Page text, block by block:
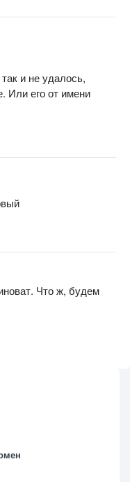
и не удалось,
Или его от имени
Что ж, будем